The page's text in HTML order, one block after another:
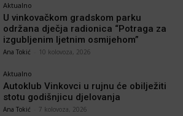
Aktualno
U vinkovačkom gradskom parku
održana dječja radionica “Potraga za
izgubljenim ljetnim osmijehom”
Ana Tokić 10 kolovoza, 2026
Aktualno
Autoklub Vinkovci u rujnu će obilježiti
stotu godišnjicu djelovanja
Ana Tokić 7 kolovoza, 2026